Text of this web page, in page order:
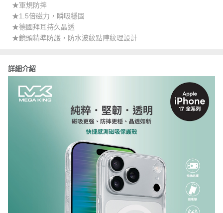
★軍規防摔
★1.5倍磁力，瞬吸穩固
★德國拜耳持久晶透
★鏡頭精準防護，防水波紋點陣紋理設計
詳細介紹